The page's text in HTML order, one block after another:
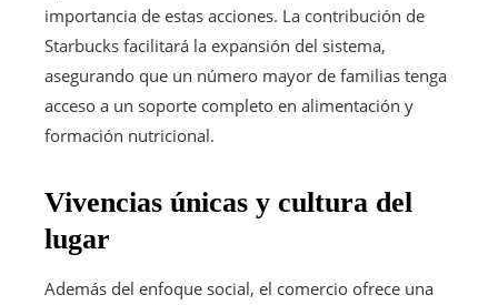
importancia de estas acciones. La contribución de
Starbucks facilitará la expansión del sistema,
asegurando que un número mayor de familias tenga
acceso a un soporte completo en alimentación y
formación nutricional.
Vivencias únicas y cultura del
lugar
Además del enfoque social, el comercio ofrece una